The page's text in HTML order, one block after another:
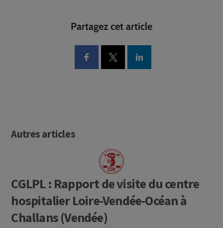
Partagez cet article
Autres articles
CGLPL : Rapport de visite du centre
hospitalier Loire-Vendée-Océan à
Challans (Vendée)